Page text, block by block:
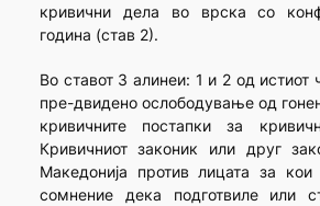
кривични дела во врска со
година (став 2).
Во ставот 3 алинеи: 1 и 2 од истиот
пре-двидено ослободување од
кривичните постапки за
Кривичниот законик или друг
Македонија против лицата за кои
сомнение дека подготвиле или